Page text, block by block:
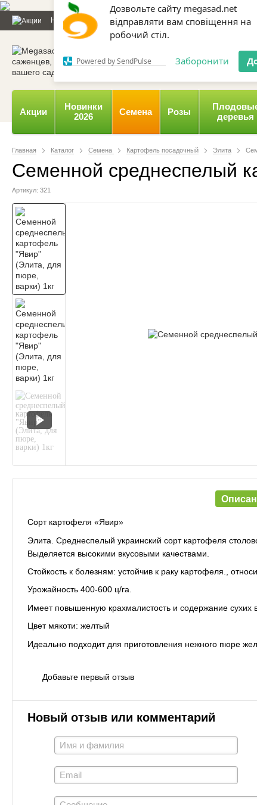
Дозвольте сайту megasad.net
відправляти вам сповіщення на
робочий стіл.
Powered by SendPulse Заборонити
Новости и статьи Каталог Контакты Отзывы
Акции
Новинки
2026
Семена Розы
деревья
Главная Каталог Семена Картофель посадочный Элита
Семенной среднеспелый
Артикул: 321
Сорт картофеля «Явир»
Элита. Среднеспелый украинский сорт картофеля
Выделяется высокими вкусовыми качествами.
Стойкость к болезням: устойчив к раку картофеля.,
Урожайность 400-600 ц/га.
Имеет повышенную крахмалистость и содержание сухих
Цвет мякоти: желтый
Идеально подходит для приготовления нежного пюре
Добавьте первый отзыв
Новый отзыв или комментарий